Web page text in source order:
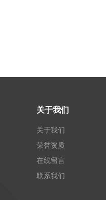
关于我们
关于我们
荣誉资质
在线留言
联系我们